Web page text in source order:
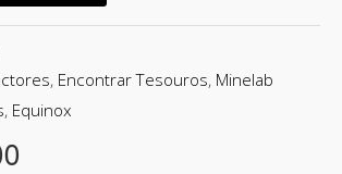
, Encontrar Tesouros, Minelab
, Equinox